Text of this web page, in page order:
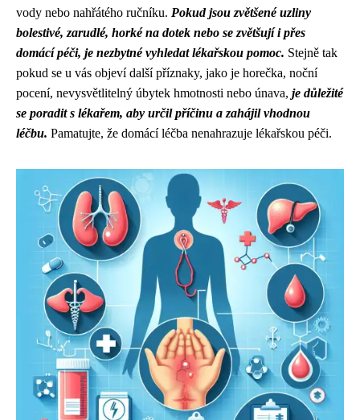
vody nebo nahřátého ručníku. Pokud jsou zvětšené uzliny
bolestivé, zarudlé, horké na dotek nebo se zvětšují i přes
domácí péči, je nezbytné vyhledat lékařskou pomoc. Stejně tak
pokud se u vás objeví další příznaky, jako je horečka, noční
pocení, nevysvětlitelný úbytek hmotnosti nebo únava, je důležité
se poradit s lékařem, aby určil příčinu a zahájil vhodnou
léčbu. Pamatujte, že domácí léčba nenahrazuje lékařskou péči.